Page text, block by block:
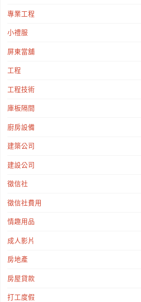
專業工程
小禮服
屏東當舖
工程
工程技術
庫板隔間
廚房設備
建築公司
建設公司
徵信社
徵信社費用
情趣用品
成人影片
房地產
房屋貸款
打工度假